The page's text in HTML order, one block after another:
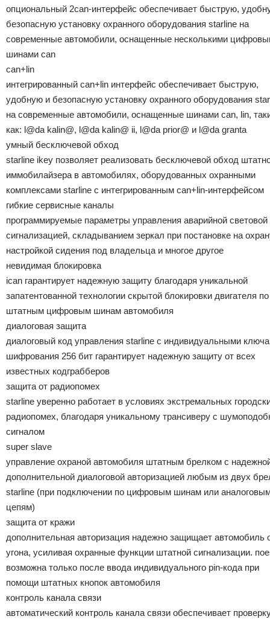
опциональный 2can-интерфейс обеспечивает быструю,
безопасную установку охранного оборудования starline на
современные автомобили, оснащенные несколькими
шинами can
сan+lin
интегрированный can+lin интерфейс обеспечивает быструю,
удобную и безопасную установку охранного оборудования
на современные автомобили, оснащенные шинами can, lin,
как: l@da kalin@, l@da kalin@ ii, l@da prior@ и l@da granta
умный бесключевой обход
starline ikey позволяет реализовать бесключевой обход
иммобилайзера в автомобилях, оборудованных охранными
комплексами starline с интегрированным can+lin-интерфейсом
гибкие сервисные каналы
программируемые параметры управления аварийной световой
сигнализацией, складыванием зеркал при постановке на
настройкой сидения под владельца и многое другое
невидимая блокировка
ican гарантирует надежную защиту благодаря уникальной
запатентованной технологии скрытой блокировки двигателя по
штатным цифровым шинам автомобиля
диалоговая защита
диалоговый код управления starline c индивидуальными
шифрования 256 бит гарантирует надежную защиту от всех
известных кодграбберов
защита от радиопомех
starline уверенно работает в условиях экстремальных
радиопомех, благодаря уникальному трансиверу с
сигналом
super slave
управление охраной автомобиля штатным брелком с
дополнительной диалоговой авторизацией любым из двух
starline (при подключении по цифровым шинам или
цепям)
защита от кражи
дополнительная авторизация надежно защищает автомобиль
угона, усиливая охранные функции штатной сигнализации.
возможна только после ввода индивидуального pin-кода при
помощи штатных кнопок автомобиля
контроль канала связи
автоматический контроль канала связи обеспечивает